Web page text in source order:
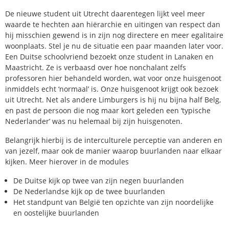
De nieuwe student uit Utrecht daarentegen lijkt veel meer
waarde te hechten aan hiërarchie en uitingen van respect dan
hij misschien gewend is in zijn nog directere en meer egalitaire
woonplaats. Stel je nu de situatie een paar maanden later voor.
Een Duitse schoolvriend bezoekt onze student in Lanaken en
Maastricht. Ze is verbaasd over hoe nonchalant zelfs
professoren hier behandeld worden, wat voor onze huisgenoot
inmiddels echt ‘normaal’ is. Onze huisgenoot krijgt ook bezoek
uit Utrecht. Net als andere Limburgers is hij nu bijna half Belg,
en past de persoon die nog maar kort geleden een ‘typische
Nederlander’ was nu helemaal bij zijn huisgenoten.
Belangrijk hierbij is de interculturele perceptie van anderen en
van jezelf, maar ook de manier waarop buurlanden naar elkaar
kijken. Meer hierover in de modules
De Duitse kijk op twee van zijn negen buurlanden
De Nederlandse kijk op de twee buurlanden
Het standpunt van België ten opzichte van zijn noordelijke
en oostelijke buurlanden